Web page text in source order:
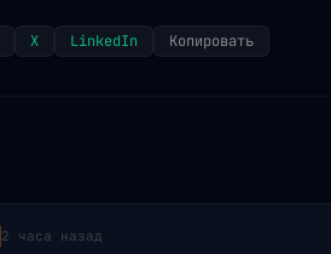
X LinkedIn Копировать
2 часа назад